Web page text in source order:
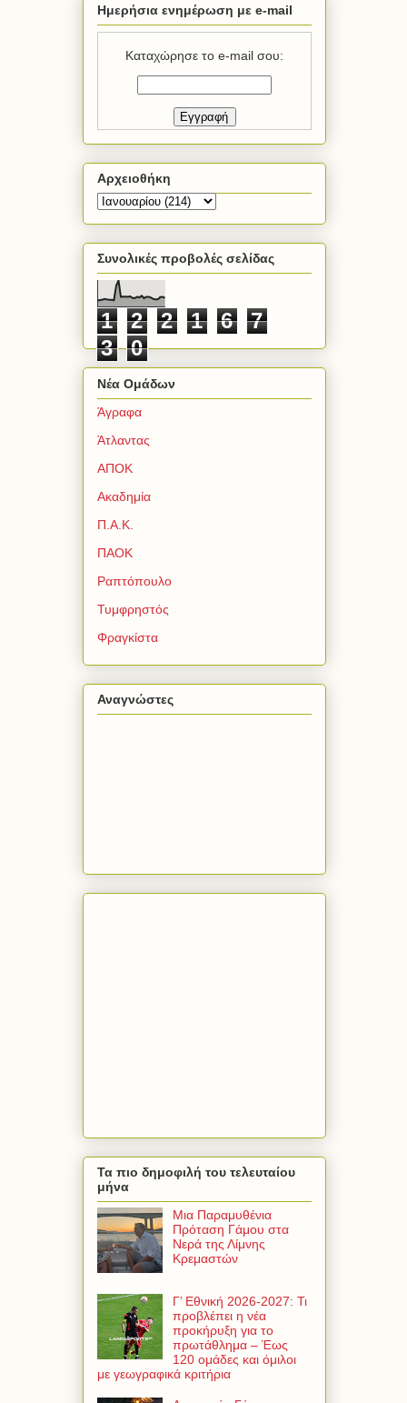
Ημερήσια ενημέρωση με e-mail
Καταχώρησε το e-mail σου:
Αρχειοθήκη
Συνολικές προβολές σελίδας
1 2 2 1 6
7
3
0
Νέα Ομάδων
Άγραφα
Άτλαντας
ΑΠΟΚ
Ακαδημία
Π.Α.Κ.
ΠΑΟΚ
Ραπτόπουλο
Τυμφρηστός
Φραγκίστα
Αναγνώστες
Τα πιο δημοφιλή του τελευταίου
μήνα
Μια Παραμυθένια
Πρόταση Γάμου στα
Νερά της Λίμνης
Κρεμαστών
Γ’ Εθνική 2026-2027: Τι
προβλέπει η νέα
προκήρυξη για το
πρωτάθλημα – Έως
120 ομάδες και όμιλοι
με γεωγραφικά κριτήρια